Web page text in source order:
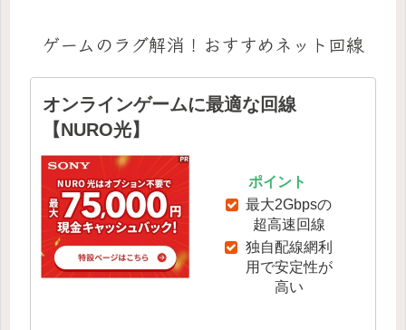
ゲームのラグ解消！おすすめネット回線
オンラインゲームに最適な回線
【NURO光】
ポイント
最大2Gbpsの
超高速回線
独自配線網利
用で安定性が
高い